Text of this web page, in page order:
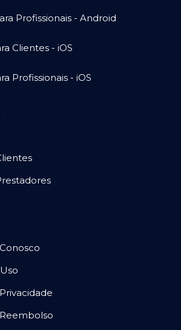
Profissionais - Android
Clientes - iOS
Profissionais - iOS